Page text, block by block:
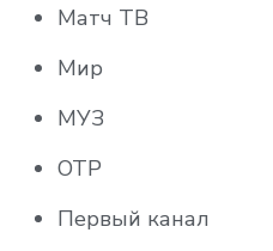
Матч ТВ
Мир
МУЗ
ОТР
Первый канал